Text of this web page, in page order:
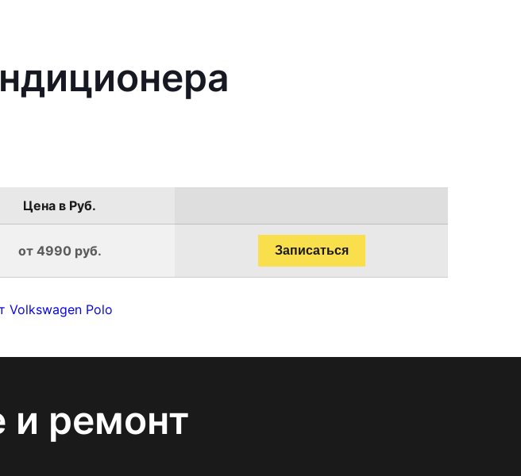
Цена в Руб.
от 4990 руб. Записаться
Volkswagen Polo
и ремонт